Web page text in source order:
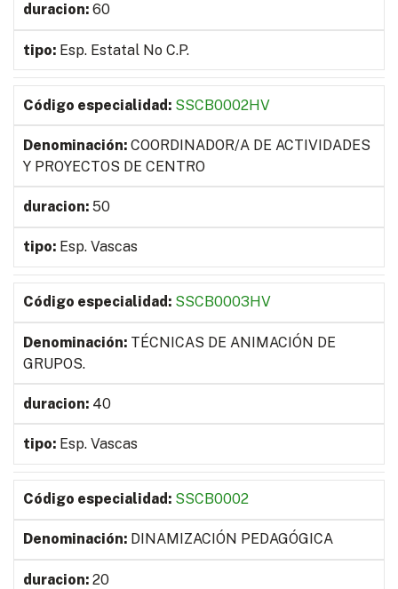
60
Esp. Estatal No C.P.
SSCB0002HV
COORDINADOR/A DE ACTIVIDADES
Y PROYECTOS DE CENTRO
50
Esp. Vascas
SSCB0003HV
TÉCNICAS DE ANIMACIÓN DE
GRUPOS.
40
Esp. Vascas
SSCB0002
DINAMIZACIÓN PEDAGÓGICA
20